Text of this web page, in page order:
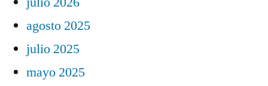
agosto 2025
julio 2025
mayo 2025